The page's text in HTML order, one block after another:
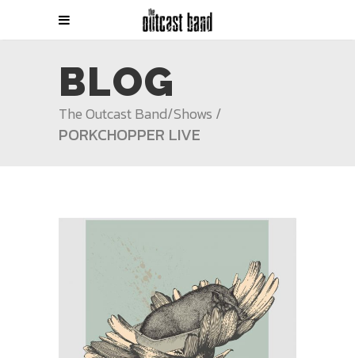
BLOG
The Outcast Band/Shows /
PORKCHOPPER LIVE